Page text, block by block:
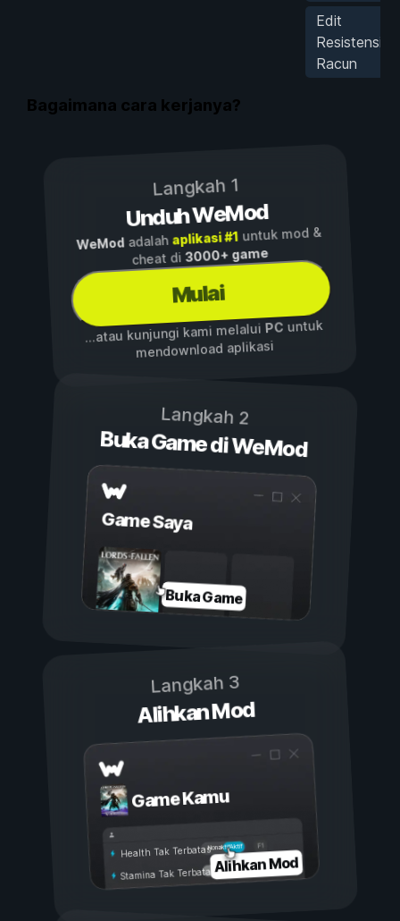
Edit
Resistensi
Racun
Bagaimana cara kerjanya?
Langkah 1
Unduh WeMod
WeModadalah aplikasi #1untuk mod &
cheat di3000+ game
Mulai
...atau kunjungi kami melalui PCuntuk
mendownload aplikasi
Langkah 2
Buka Game di WeMod
Game Saya
Buka Game
Langkah 3
Alihkan Mod
Game Kamu
Aktif
Nonaktif
Health Tak Terbatas
Stamina Tak TerbatasAlihkan Mod